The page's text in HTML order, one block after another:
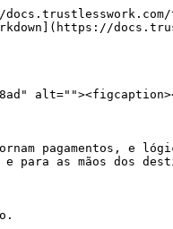
pagamentos, e
para as mãos dos